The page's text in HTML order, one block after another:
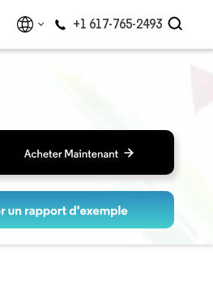
+1 617-765-2493